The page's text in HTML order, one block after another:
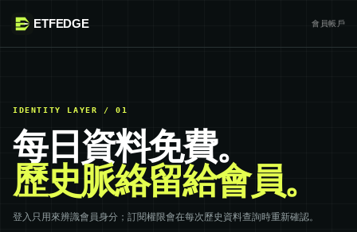
ETFEDGE 會員帳戶
IDENTITY LAYER / 01
每日資料免費。
歷史脈絡留給會員。
登入只用來辨識會員身分；訂閱權限會在每次歷史資料查詢時重新確認。